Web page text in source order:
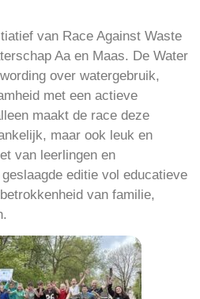
van Race Against Waste
Aa en Maas. De Water
over watergebruik,
met een actieve
maakt de race deze
maar ook leuk en
van leerlingen en
editie vol educatieve
van familie,